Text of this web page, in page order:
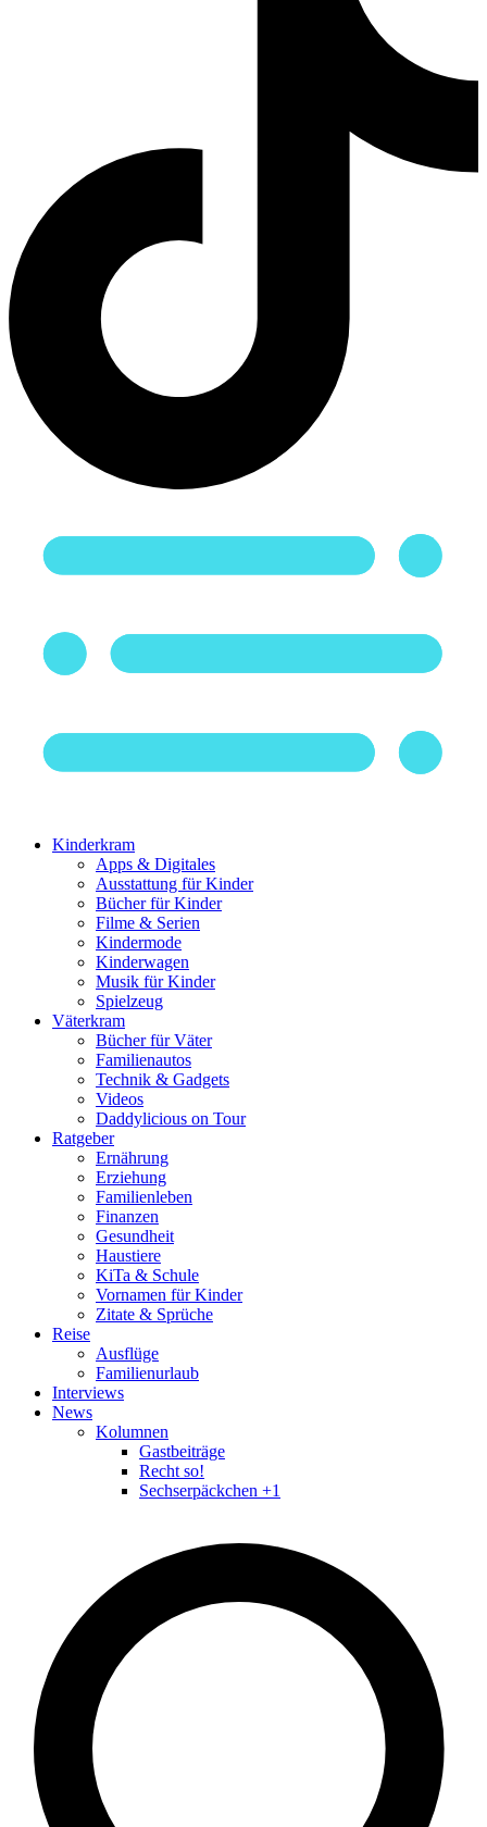
Kinderkram
Apps & Digitales
Ausstattung für Kinder
Bücher für Kinder
Filme & Serien
Kindermode
Kinderwagen
Musik für Kinder
Spielzeug
Väterkram
Bücher für Väter
Familienautos
Technik & Gadgets
Videos
Daddylicious on Tour
Ratgeber
Ernährung
Erziehung
Familienleben
Finanzen
Gesundheit
Haustiere
KiTa & Schule
Vornamen für Kinder
Zitate & Sprüche
Reise
Ausflüge
Familienurlaub
Interviews
News
Kolumnen
Gastbeiträge
Recht so!
Sechserpäckchen +1